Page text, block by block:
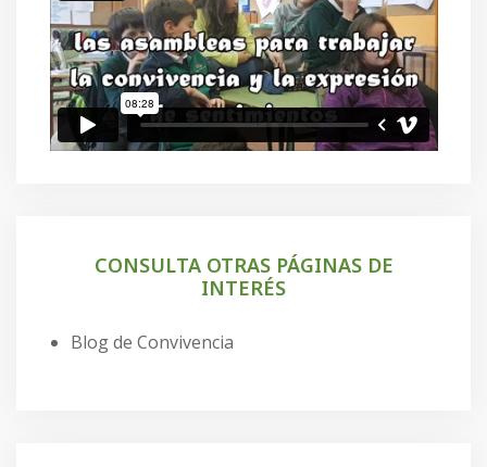
CONSULTA OTRAS PÁGINAS DE
INTERÉS
Blog de Convivencia